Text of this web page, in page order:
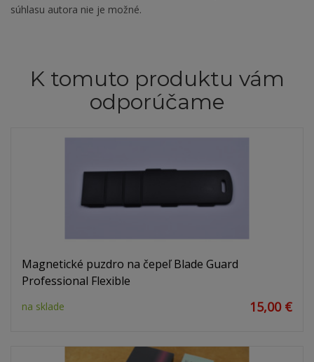
súhlasu autora nie je možné.
K tomuto produktu vám
odporúčame
Magnetické puzdro na čepeľ Blade Guard
Professional Flexible
na sklade 15,00 €